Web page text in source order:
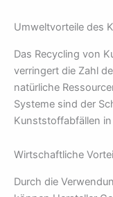
Umweltvorteile des
Das Recycling von
verringert die Zahl
natürliche
Systeme sind der
Kunststoffabfällen
Wirtschaftliche
Durch die